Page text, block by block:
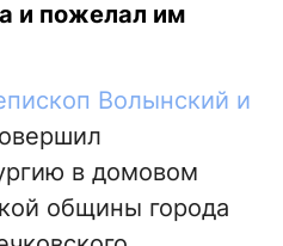
и пожелал им
Волынский и
в домовом
общины города